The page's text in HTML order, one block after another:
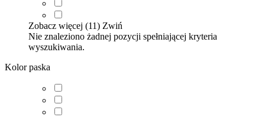
Zobacz więcej (11) Zwiń
Nie znaleziono żadnej pozycji spełniającej kryteria
wyszukiwania.
Kolor paska